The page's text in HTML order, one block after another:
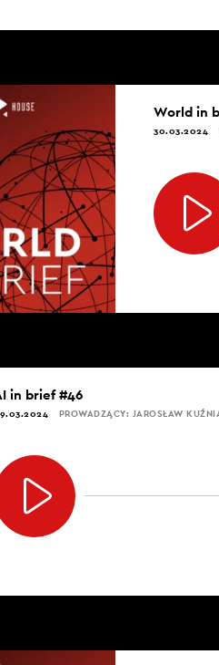
World in
30.03.2024
in brief #46
PROWADZĄCY: JAROSŁAW